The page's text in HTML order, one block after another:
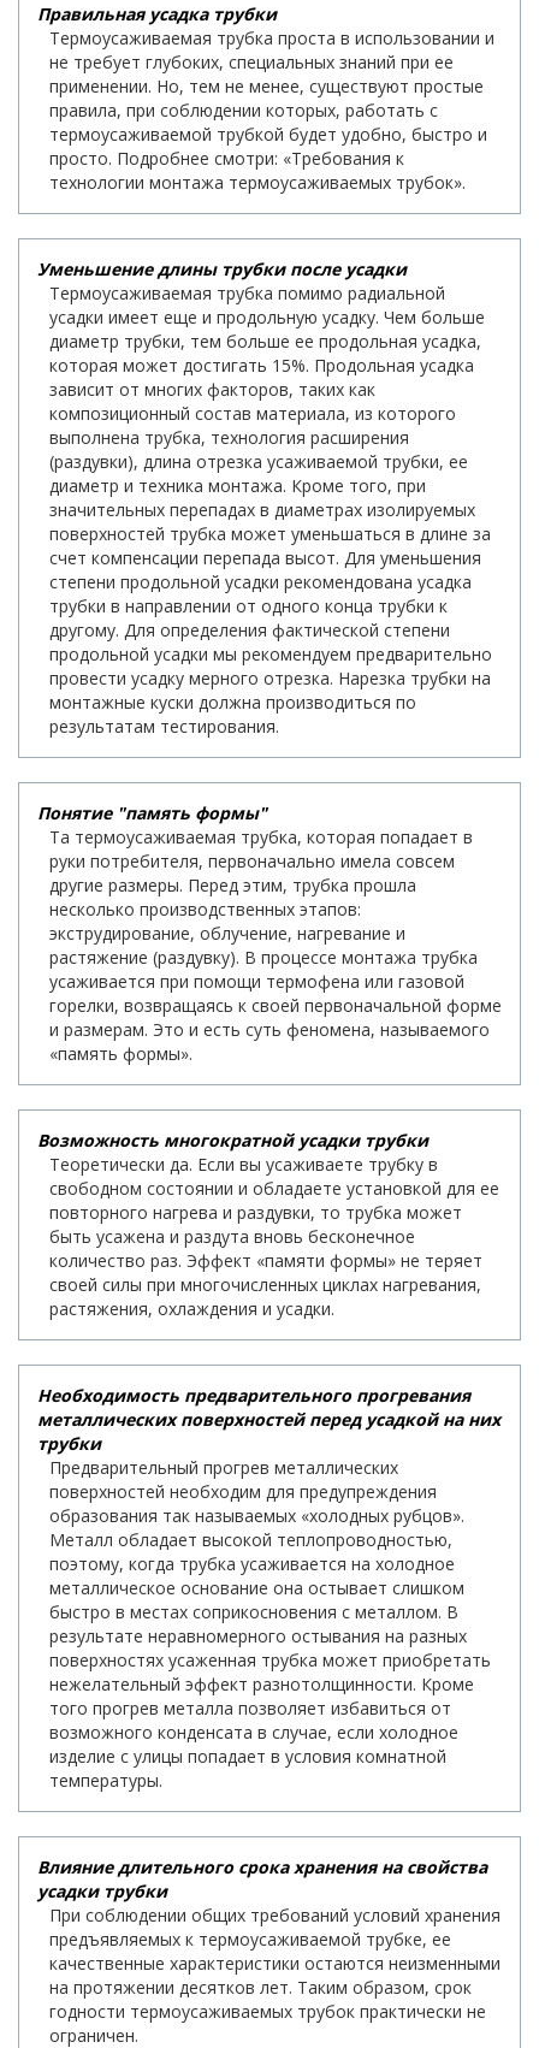
Правильная усадка трубки
Термоусаживаемая трубка проста в использовании и
не требует глубоких, специальных знаний при ее
применении. Но, тем не менее, существуют простые
правила, при соблюдении которых, работать с
термоусаживаемой трубкой будет удобно, быстро и
просто. Подробнее смотри: «Требования к
технологии монтажа термоусаживаемых трубок».
Уменьшение длины трубки после усадки
Термоусаживаемая трубка помимо радиальной
усадки имеет еще и продольную усадку. Чем больше
диаметр трубки, тем больше ее продольная усадка,
которая может достигать 15%. Продольная усадка
зависит от многих факторов, таких как
композиционный состав материала, из которого
выполнена трубка, технология расширения
(раздувки), длина отрезка усаживаемой трубки, ее
диаметр и техника монтажа. Кроме того, при
значительных перепадах в диаметрах изолируемых
поверхностей трубка может уменьшаться в длине за
счет компенсации перепада высот. Для уменьшения
степени продольной усадки рекомендована усадка
трубки в направлении от одного конца трубки к
другому. Для определения фактической степени
продольной усадки мы рекомендуем предварительно
провести усадку мерного отрезка. Нарезка трубки на
монтажные куски должна производиться по
результатам тестирования.
Понятие "память формы"
Та термоусаживаемая трубка, которая попадает в
руки потребителя, первоначально имела совсем
другие размеры. Перед этим, трубка прошла
несколько производственных этапов:
экструдирование, облучение, нагревание и
растяжение (раздувку). В процессе монтажа трубка
усаживается при помощи термофена или газовой
горелки, возвращаясь к своей первоначальной форме
и размерам. Это и есть суть феномена, называемого
«память формы».
Возможность многократной усадки трубки
Теоретически да. Если вы усаживаете трубку в
свободном состоянии и обладаете установкой для ее
повторного нагрева и раздувки, то трубка может
быть усажена и раздута вновь бесконечное
количество раз. Эффект «памяти формы» не теряет
своей силы при многочисленных циклах нагревания,
растяжения, охлаждения и усадки.
Необходимость предварительного прогревания
металлических поверхностей перед усадкой на них
трубки
Предварительный прогрев металлических
поверхностей необходим для предупреждения
образования так называемых «холодных рубцов».
Металл обладает высокой теплопроводностью,
поэтому, когда трубка усаживается на холодное
металлическое основание она остывает слишком
быстро в местах соприкосновения с металлом. В
результате неравномерного остывания на разных
поверхностях усаженная трубка может приобретать
нежелательный эффект разнотолщинности. Кроме
того прогрев металла позволяет избавиться от
возможного конденсата в случае, если холодное
изделие с улицы попадает в условия комнатной
температуры.
Влияние длительного срока хранения на свойства
усадки трубки
При соблюдении общих требований условий хранения
предъявляемых к термоусаживаемой трубке, ее
качественные характеристики остаются неизменными
на протяжении десятков лет. Таким образом, срок
годности термоусаживаемых трубок практически не
ограничен.